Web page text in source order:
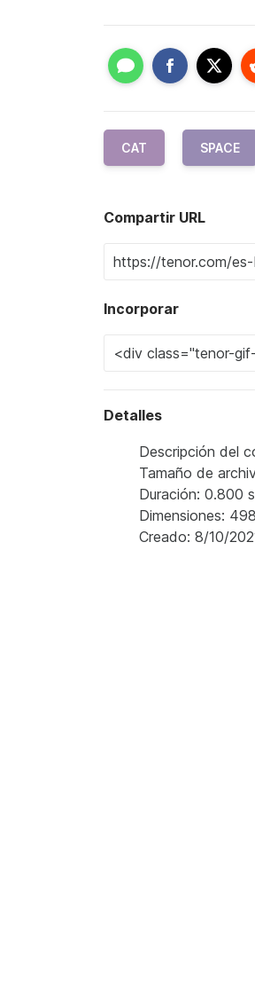
CAT SPACE
Compartir URL
Incorporar
Detalles
Descripción del
Tamaño de
Duración: 0.800
Dimensiones:
Creado: 8/10/